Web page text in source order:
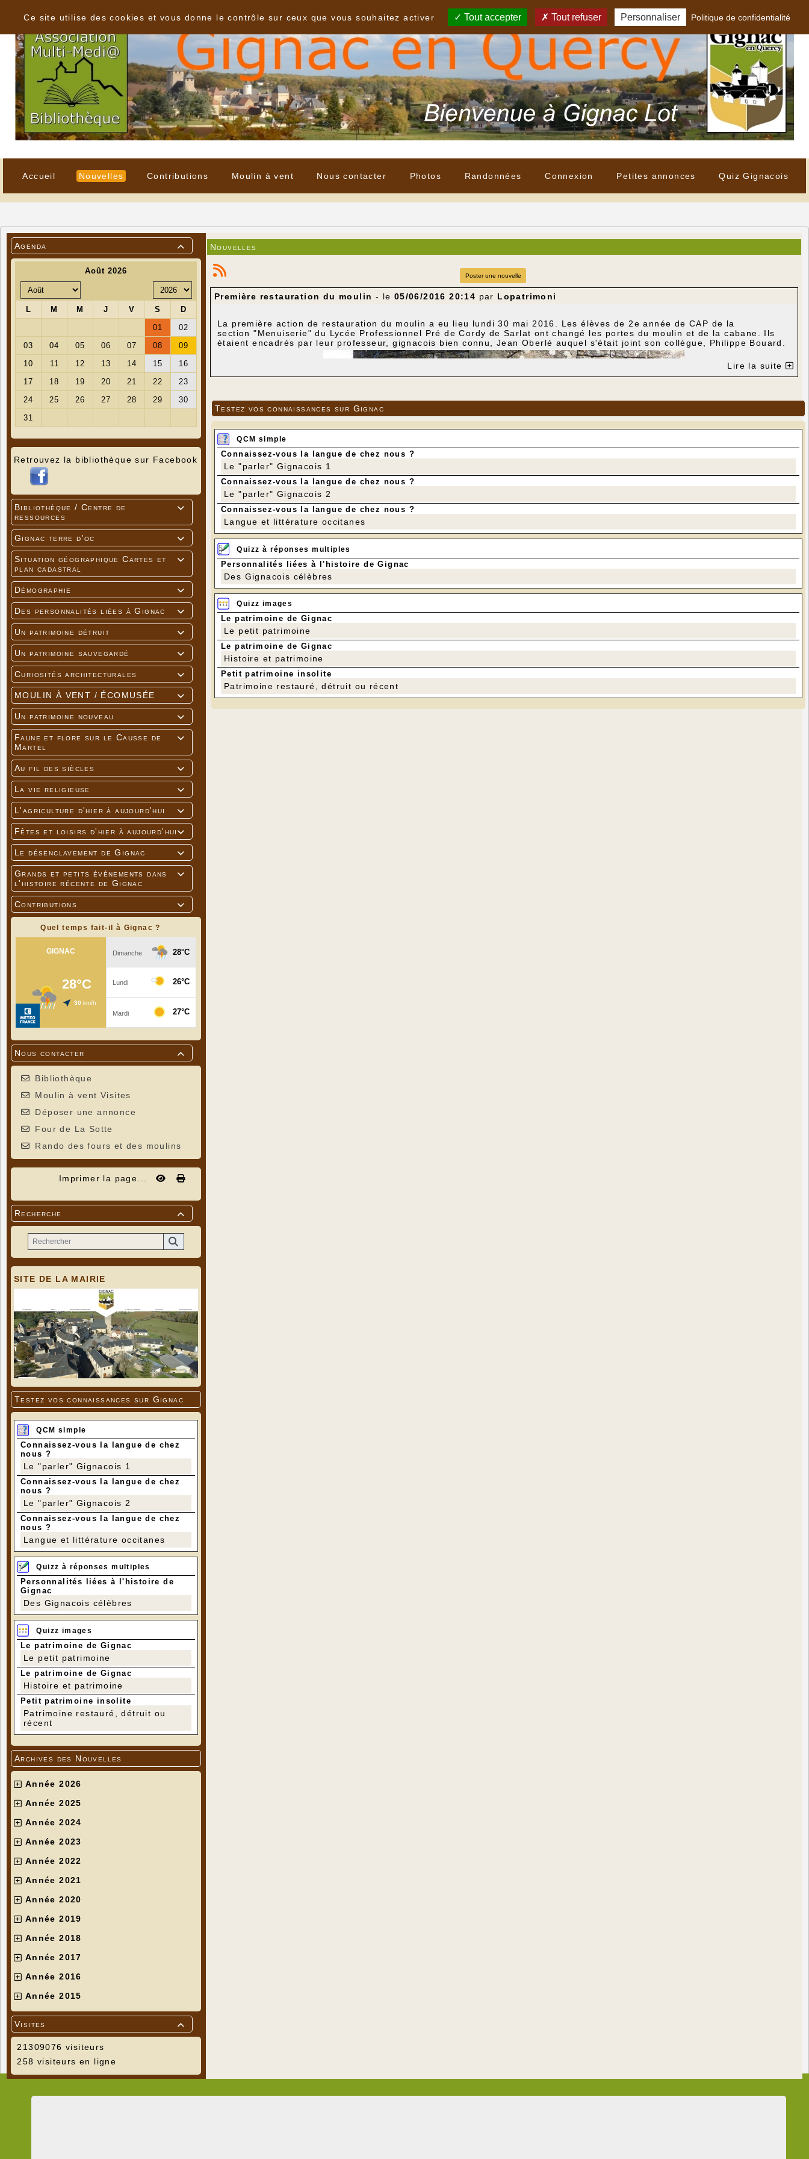
Accueil Nouvelles Contributions Moulin à vent Nous contacter Photos Randonnées Connexion Petites annonces Quiz Gignacois

Agenda
Retrouvez la bibliothèque sur Facebook

Bibliothèque / Centre de
ressources

Gignac terre d'oc

Situation géographique Cartes et
plan cadastral

Démographie

Des personnalités liées à Gignac

Un patrimoine détruit

Un patrimoine sauvegardé

Curiosités architecturales

MOULIN À VENT / ÉCOMUSÉE

Un patrimoine nouveau

Faune et flore sur le Causse de
Martel

Au fil des siècles

La vie religieuse

L'agriculture d'hier à aujourd'hui

Fêtes et loisirs d'hier à aujourd'hui

Le désenclavement de Gignac

Grands et petits événements dans
l'histoire récente de Gignac

Contributions
Quel temps fait-il à Gignac ?

Nous contacter
Bibliothèque
Moulin à vent Visites
Déposer une annonce
Four de La Sotte
Rando des fours et des moulins
Imprimer la page...

Recherche
SITE DE LA MAIRIE
Testez vos connaissances sur Gignac
QCM simple
Connaissez-vous la langue de chez
nous ?
Le "parler" Gignacois 1
Connaissez-vous la langue de chez
nous ?
Le "parler" Gignacois 2
Connaissez-vous la langue de chez
nous ?
Langue et littérature occitanes
Quizz à réponses multiples
Personnalités liées à l'histoire de
Gignac
Des Gignacois célèbres
Quizz images
Le patrimoine de Gignac
Le petit patrimoine
Le patrimoine de Gignac
Histoire et patrimoine
Petit patrimoine insolite
Patrimoine restauré, détruit ou
récent
Archives des Nouvelles
Année 2026
Année 2025
Année 2024
Année 2023
Année 2022
Année 2021
Année 2020
Année 2019
Année 2018
Année 2017
Année 2016
Année 2015

Visites
21309076 visiteurs
258 visiteurs en ligne
Nouvelles
Poster une nouvelle
Première restauration du moulin - le 05/06/2016 20:14 par Lopatrimoni
La première action de restauration du moulin a eu lieu lundi 30 mai 2016. Les élèves de 2e année de CAP de la
section "Menuiserie" du Lycée Professionnel Pré de Cordy de Sarlat ont changé les portes du moulin et de la cabane. Ils
étaient encadrés par leur professeur, gignacois bien connu, Jean Oberlé auquel s'était joint son collègue, Philippe Bouard.
Lire la suite
Testez vos connaissances sur Gignac
QCM simple
Connaissez-vous la langue de chez nous ?
Le "parler" Gignacois 1
Connaissez-vous la langue de chez nous ?
Le "parler" Gignacois 2
Connaissez-vous la langue de chez nous ?
Langue et littérature occitanes
Quizz à réponses multiples
Personnalités liées à l'histoire de Gignac
Des Gignacois célèbres
Quizz images
Le patrimoine de Gignac
Le petit patrimoine
Le patrimoine de Gignac
Histoire et patrimoine
Petit patrimoine insolite
Patrimoine restauré, détruit ou récent
Ce site utilise des cookies et vous donne le contrôle sur ceux que vous souhaitez activer
Tout accepter Tout refuser Personnaliser Politique de confidentialité